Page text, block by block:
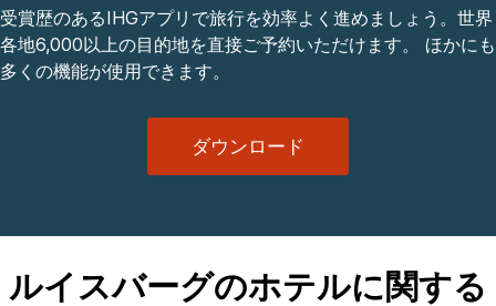
受賞歴のあるIHGアプリで旅行を効率よく進めましょう。世界
各地6,000以上の目的地を直接ご予約いただけます。 ほかにも
多くの機能が使用できます。
ダウンロード
ルイスバーグのホテルに関する